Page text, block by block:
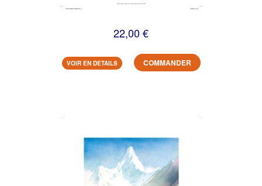
22,00 €
VOIR EN DETAILS COMMANDER